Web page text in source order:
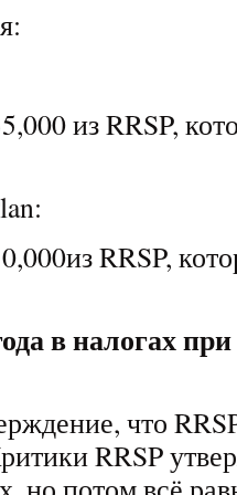
из RRSP,
RRSP,
в налогах
что
RRSP